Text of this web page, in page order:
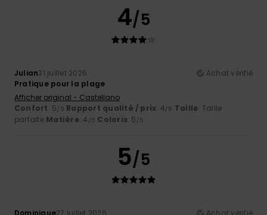
4/5
Julian31 juillet 2026
Achat vérifié
Pratique pour la plage
Afficher original - Castellano
Confort: 5/5 Rapport qualité / prix: 4/5 Taille: Taille
parfaite Matière: 4 /5 Coloris: 5 /5
5/5